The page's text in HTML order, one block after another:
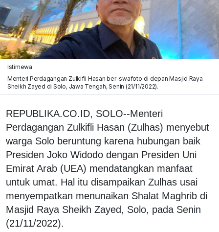
Istimewa
Menteri Perdagangan Zulkifli Hasan ber-swafoto di depan Masjid Raya
Sheikh Zayed di Solo, Jawa Tengah, Senin (21/11/2022).
REPUBLIKA.CO.ID, SOLO--Menteri
Perdagangan Zulkifli Hasan (Zulhas) menyebut
warga Solo beruntung karena hubungan baik
Presiden Joko Widodo dengan Presiden Uni
Emirat Arab (UEA) mendatangkan manfaat
untuk umat. Hal itu disampaikan Zulhas usai
menyempatkan menunaikan Shalat Maghrib di
Masjid Raya Sheikh Zayed, Solo, pada Senin
(21/11/2022).